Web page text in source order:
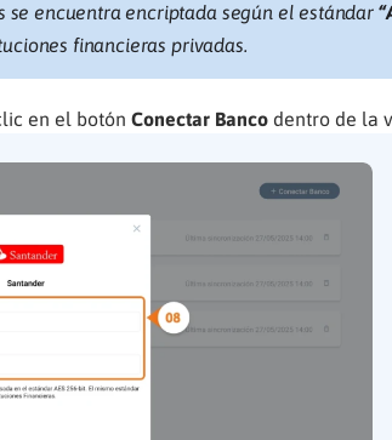
se encuentra encriptada según el estándar
financieras privadas.
en el botón Conectar Bancodentro de la